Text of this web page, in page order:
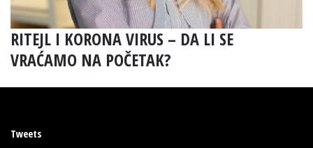
RITEJL I KORONA VIRUS – DA LI SE
VRAĆAMO NA POČETAK?
Tweets